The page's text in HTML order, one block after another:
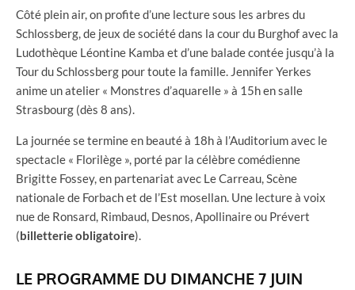
Côté plein air, on profite d’une lecture sous les arbres du
Schlossberg, de jeux de société dans la cour du Burghof avec la
Ludothèque Léontine Kamba et d’une balade contée jusqu’à la
Tour du Schlossberg pour toute la famille. Jennifer Yerkes
anime un atelier « Monstres d’aquarelle » à 15h en salle
Strasbourg (dès 8 ans).
La journée se termine en beauté à 18h à l’Auditorium avec le
spectacle « Florilège », porté par la célèbre comédienne
Brigitte Fossey, en partenariat avec Le Carreau, Scène
nationale de Forbach et de l’Est mosellan. Une lecture à voix
nue de Ronsard, Rimbaud, Desnos, Apollinaire ou Prévert
(billetterie obligatoire).
LE PROGRAMME DU DIMANCHE 7 JUIN